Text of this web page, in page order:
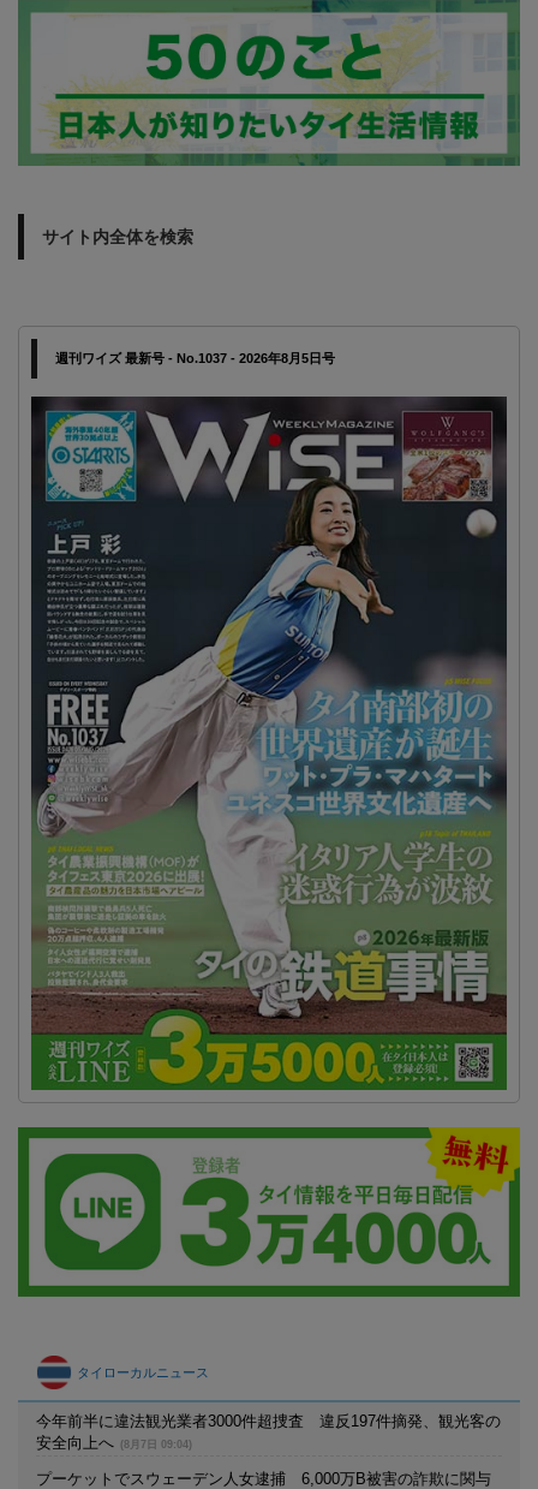
サイト内全体を検索
週刊ワイズ 最新号 - No.1037 - 2026年8月5日号
タイローカルニュース
今年前半に違法観光業者3000件超捜査 違反197件摘発、観光客の
安全向上へ
(8月7日 09:04)
プーケットでスウェーデン人女逮捕 6,000万B被害の詐欺に関与